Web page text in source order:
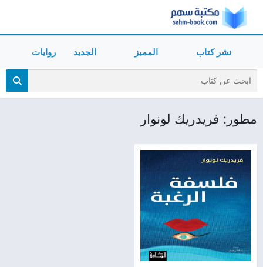
نشر كتاب المميز الجديد روايات
مطور: فريدريك لونوار